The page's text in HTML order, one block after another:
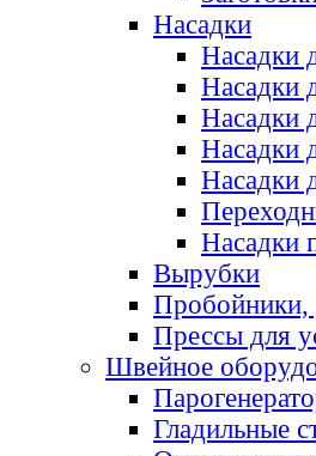
Насадки
Насадки
Насадки
Насадки
Насадки
Насадки
Насадки
Вырубки
Прессы для
Швейное
Гладильные